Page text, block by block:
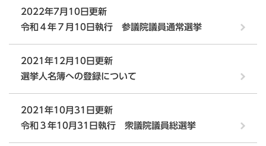
2022年7月10日更新
令和４年７月10日執行 参議院議員通常選挙
2021年12月10日更新
選挙人名簿への登録について
2021年10月31日更新
令和３年10月31日執行 衆議院議員総選挙